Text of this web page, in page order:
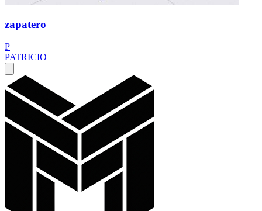
zapatero
P
PATRICIO